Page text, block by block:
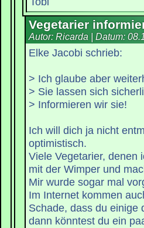
Vegetarier
Autor: Ricarda | Datum:
Elke Jacobi schrieb:
> Ich glaube aber
> Sie lassen sich
> Informieren wir sie!
Ich will dich ja nicht
optimistisch.
Viele Vegetarier, denen
mit der Wimper und
Mir wurde sogar mal
Im Internet kommen
Schade, dass du einige
dann könntest du ein